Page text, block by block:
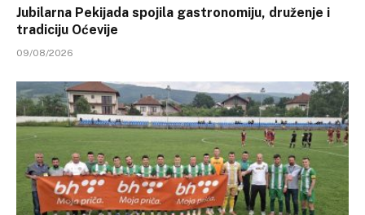
Jubilarna Pekijada spojila gastronomiju, druženje i
tradiciju Oćevije
09/08/2026